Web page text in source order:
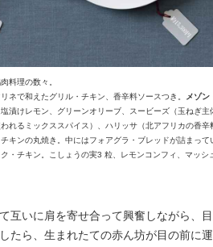
料理の数々。
ネで和えたグリル・チキン、香辛料ソースつき。 メゾン
漬けレモン、グリーンオリーブ、スービーズ（玉ねぎ主
れるミックススパイス）、ハリッサ（北アフリカの香辛
キンの丸焼き。中にはフォアグラ・ブレッドが詰まって
・チキン。こしょうの実3 粒、レモンコンフィ、マッシ
互いに肩を寄せ合って興奮しながら、
たら、生まれたての赤ん坊が目の前に